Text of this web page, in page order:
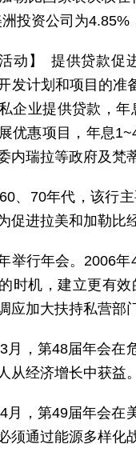
投资公司为4.85%
活动】 提供贷款促
发计划和项目的准
企业提供贷款，
优惠项目，年息
内瑞拉等政府及梵
、70年代，该行
促进拉美和加勒比
举行年会。2006
时机，建立更有
应加大扶持私营部
月，第48届年会在
从经济增长中获益。
月，第49届年会在
须通过能源多样化